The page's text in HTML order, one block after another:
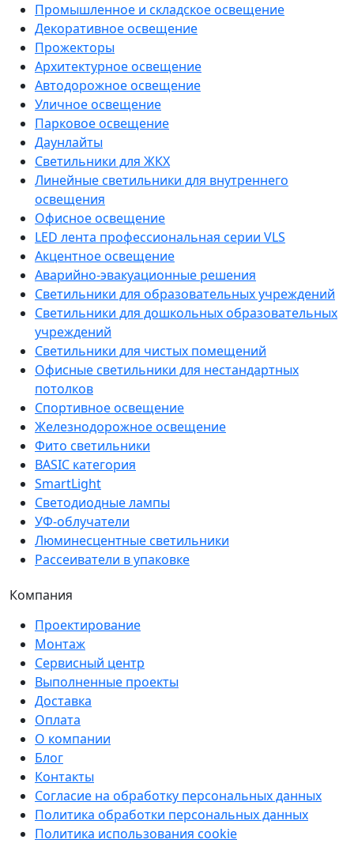
Промышленное и складское освещение
Декоративное освещение
Прожекторы
Архитектурное освещение
Автодорожное освещение
Уличное освещение
Парковое освещение
Даунлайты
Светильники для ЖКХ
Линейные светильники для внутреннего
освещения
Офисное освещение
LED лента профессиональная серии VLS
Акцентное освещение
Аварийно-эвакуационные решения
Светильники для образовательных учреждений
Светильники для дошкольных образовательных
учреждений
Светильники для чистых помещений
Офисные светильники для нестандартных
потолков
Спортивное освещение
Железнодорожное освещение
Фито светильники
BASIC категория
SmartLight
Светодиодные лампы
УФ-облучатели
Люминесцентные светильники
Рассеиватели в упаковке
Компания
Проектирование
Монтаж
Сервисный центр
Выполненные проекты
Доставка
Оплата
О компании
Блог
Контакты
Согласие на обработку персональных данных
Политика обработки персональных данных
Политика использования cookie